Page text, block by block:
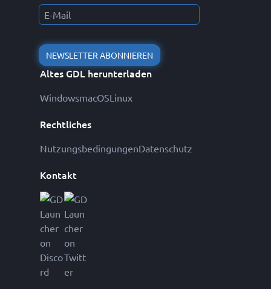
NEWSLETTER ABONNIEREN
Altes GDL herunterladen
WindowsmacOSLinux
Rechtliches
NutzungsbedingungenDatenschutz
Kontakt